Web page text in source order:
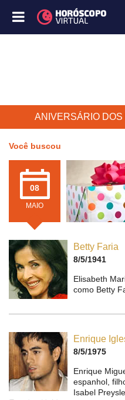
ANIVERSÁRIO DOS
Você buscou
08
MAIO
Betty Faria
8/5/1941
Elisabeth
como Betty
Enrique
8/5/1975
Enrique
espanhol,
Isabel